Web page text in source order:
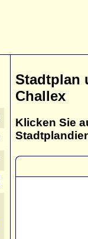
Stadtplan
Challex
Klicken Sie